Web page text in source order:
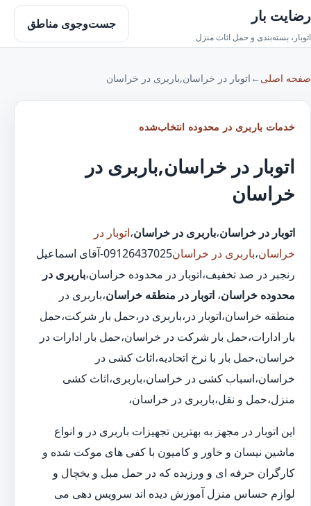
رضایت بار
اتوبار، بسته‌بندی و حمل اثاث منزل
جست‌وجوی مناطق
صفحه اصلی ← اتوبار در خراسان,باربری در خراسان
خدمات باربری در محدوده انتخاب‌شده
اتوبار در خراسان,باربری در
خراسان
اتوبار در خراسان،باربری در خراسان،اتوبار در
خراسان،باربری در خراسان
09126437025-آقای اسماعیل
رنجبر در صد تخفیف،اتوبار در محدوده خراسان،باربری در
محدوده خراسان، اتوبار در منطقه خراسان،باربری در
منطقه خراسان،اتوبار در،باربری در،حمل بار شرکت،حمل
بار ادارات،حمل بار شرکت در خراسان،حمل بار ادارات در
خراسان،حمل بار با نرخ اتحادیه،اثاث کشی در
خراسان،اسباب کشی در خراسان،باربری،اثاث کشی
منزل،حمل و نقل،باربری در خراسان،
این اتوبار در مجهز به بهترین تجهیزات باربری در و انواع
ماشین نیسان و خاور و کامیون با کفی های موکت شده و
کارگران حرفه ای و ورزیده که در حمل مبل و یخچال و
لوازم حساس منزل آموزش دیده اند سرویس دهی می